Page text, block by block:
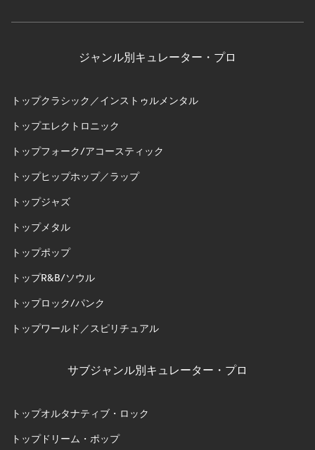
ジャンル別キュレーター・プロ
トップクラシック／インストゥルメンタル
トップエレクトロニック
トップフォーク/アコースティック
トップヒップホップ／ラップ
トップジャズ
トップメタル
トップポップ
トップR&B/ソウル
トップロック/パンク
トップワールド／スピリチュアル
サブジャンル別キュレーター・プロ
トップオルタナティブ・ロック
トップドリーム・ポップ